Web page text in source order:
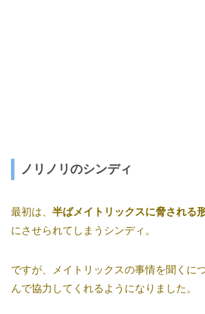
ノリノリのシンディ
最初は、 半ばメイトリックスに脅される
にさせられてしまうシンディ。
ですが、メイトリックスの事情を聞くに
んで協力してくれるようになりました。